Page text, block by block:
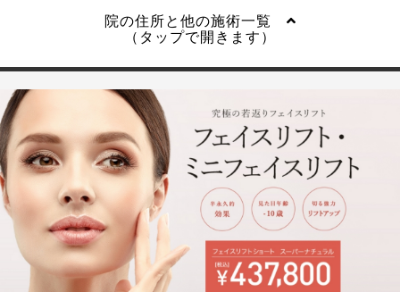
院の住所と他の施術一覧
（タップで開きます）